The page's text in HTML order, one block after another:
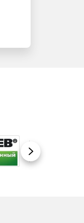
Вперед